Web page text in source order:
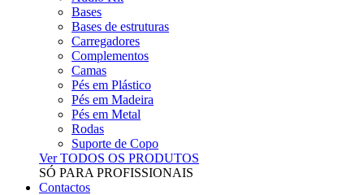
Bases
Bases de estruturas
Carregadores
Complementos
Camas
Pés em Plástico
Pés em Madeira
Pés em Metal
Rodas
Suporte de Copo
Ver TODOS OS PRODUTOS
SÓ PARA PROFISSIONAIS
Contactos